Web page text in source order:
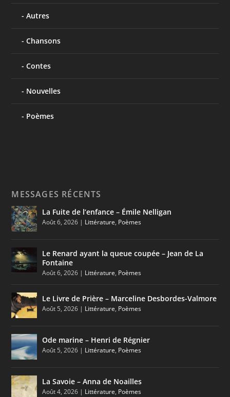
Autres
Chansons
Contes
Nouvelles
Poèmes
MESSAGES RÉCENTS
La Fuite de l’enfance – Émile Nelligan
Août 6, 2026 | Littérature, Poèmes
Le Renard ayant la queue coupée – Jean de La
Fontaine
Août 6, 2026 | Littérature, Poèmes
Le Livre de Prière – Marceline Desbordes-Valmore
Août 5, 2026 | Littérature, Poèmes
Ode marine – Henri de Régnier
Août 5, 2026 | Littérature, Poèmes
La Savoie – Anna de Noailles
Août 4, 2026 | Littérature, Poèmes